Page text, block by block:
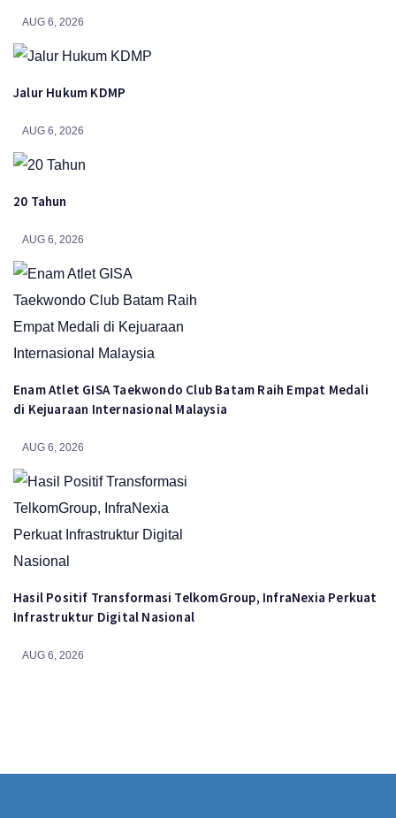
AUG 6, 2026
Jalur Hukum KDMP
AUG 6, 2026
20 Tahun
AUG 6, 2026
Enam Atlet GISA Taekwondo Club Batam Raih Empat Medali
di Kejuaraan Internasional Malaysia
AUG 6, 2026
Hasil Positif Transformasi TelkomGroup, InfraNexia Perkuat
Infrastruktur Digital Nasional
AUG 6, 2026